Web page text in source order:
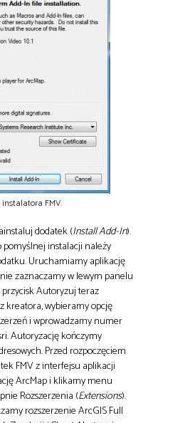
instalatora FMV.
dodatek (Install Add-In).
instalacji należy
Uruchamiamy aplikację
zaznaczamy w lewym panelu
Autoryzuj teraz
kreatora, wybieramy opcję
i wprowadzamy numer
Autoryzację kończymy
Przed rozpoczęciem
FMV z interfejsu aplikacji
ArcMap i klikamy menu
Rozszerzenia (Extensions).
rozszerzenie ArcGIS Full